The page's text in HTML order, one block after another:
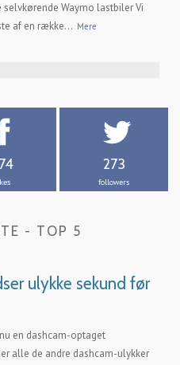
Waymo lastbiler Vi
af en række... Mere
273
followers
- TOP 5
ulykke sekund før
en dashcam-optaget
alle de andre dashcam-ulykker